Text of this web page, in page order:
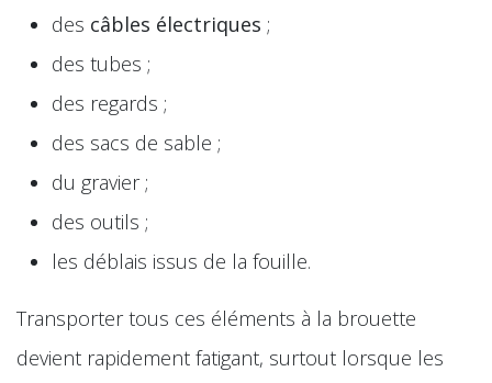
des câbles électriques ;
des tubes ;
des regards ;
des sacs de sable ;
du gravier ;
des outils ;
les déblais issus de la fouille.
Transporter tous ces éléments à la brouette
devient rapidement fatigant, surtout lorsque les